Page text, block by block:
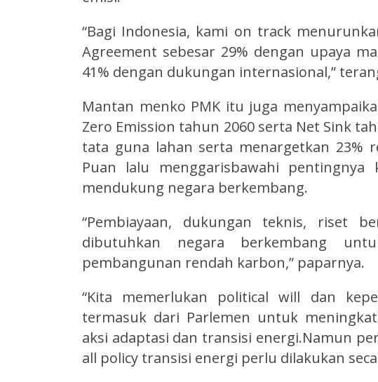
“Bagi Indonesia, kami on track
Agreement sebesar 29% dengan upaya
41% dengan dukungan internasional,”
Mantan menko PMK itu juga
Zero Emission tahun 2060 serta Net Sink
tata guna lahan serta menargetkan 23%
Puan lalu menggarisbawahi
mendukung negara berkembang.
“Pembiayaan, dukungan teknis, riset
dibutuhkan negara berkembang
pembangunan rendah karbon,” paparnya.
“Kita memerlukan political will dan
termasuk dari Parlemen untuk
aksi adaptasi dan transisi energi.Namun
all policy transisi energi perlu dilakukan